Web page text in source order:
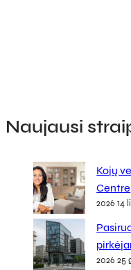
Naujausi
Kojų
Centre
2026 14
2026 25